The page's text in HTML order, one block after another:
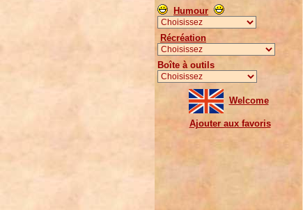
Humour
Récréation
Boîte à outils
Welcome
Ajouter aux favoris